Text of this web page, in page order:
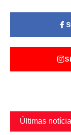
Últimas